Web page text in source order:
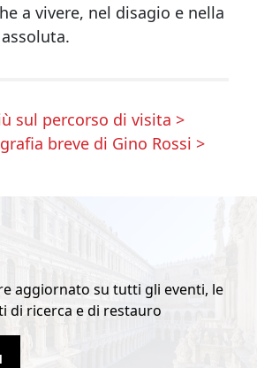
a vivere, nel disagio e nella
sul percorso di visita >
breve di Gino Rossi >
aggiornato su tutti gli eventi, le
di ricerca e di restauro